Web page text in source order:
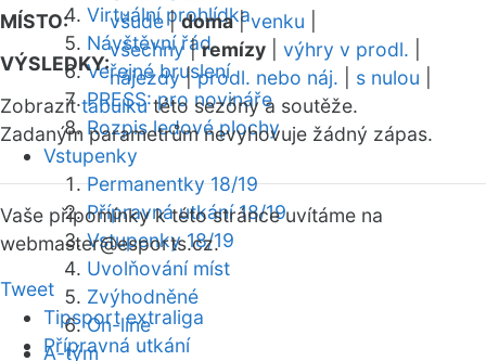
Virtuální prohlídka
Návštěvní řád
Veřejné bruslení
PRESS: pro novináře
Rozpis ledové plochy
Vstupenky
Permanentky 18/19
Přípravná utkání 18/19
Vstupenky 18/19
Uvolňování míst
Zvýhodněné
On-line
A-tým
MÍSTO:
všude|doma|venku
VÝSLEDKY:
všechny|remízy výhry v prodl.
nájezdy|prodl. nebo náj. s nulou
Zobrazittabulkutéto sezóny a soutěže.
Zadaným parametrům nevyhovuje žádný zápas.
Vaše připomínky k této stránce uvítáme na
webmaster@esports.cz.
Tweet
Tipsport extraliga
Přípravná utkání